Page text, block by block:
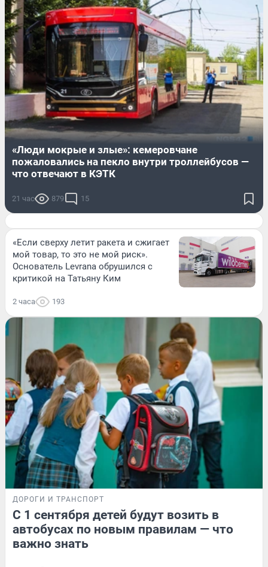
«Люди мокрые и злые»: кемеровчане
пожаловались на пекло внутри троллейбусов —
что отвечают в КЭТК
21 час 879 15
«Если сверху летит ракета и сжигает
мой товар, то это не мой риск».
Основатель Levrana обрушился с
критикой на Татьяну Ким
2 часа 193
ДОРОГИ И ТРАНСПОРТ
С 1 сентября детей будут возить в
автобусах по новым правилам — что
важно знать